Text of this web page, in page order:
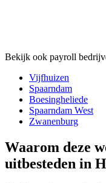
Bekijk ook payroll
Vijfhuizen
Spaarndam
Boesingheliede
Spaarndam West
Zwanenburg
Waarom deze
uitbesteden in